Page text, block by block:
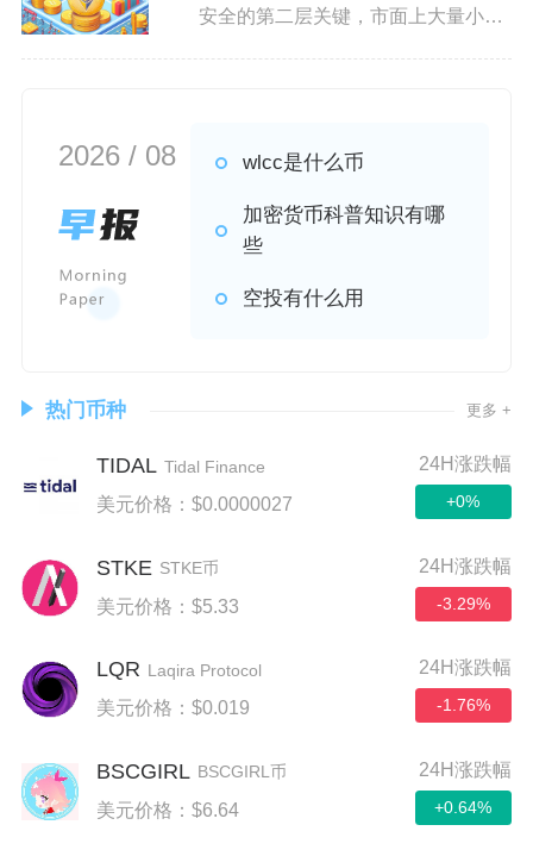
安全的第二层关键，市面上大量小众
野鸡交易所、仿盘平台、所谓
2026 / 08 wlcc是什么币
加密货币科普知识有哪
些
空投有什么用
热门币种 更多 +
TIDAL Tidal Finance
美元价格：$0.0000027
24H涨跌幅
+0%
STKE STKE币
美元价格：$5.33
24H涨跌幅
-3.29%
LQR Laqira Protocol
美元价格：$0.019
24H涨跌幅
-1.76%
BSCGIRL BSCGIRL币
美元价格：$6.64
24H涨跌幅
+0.64%